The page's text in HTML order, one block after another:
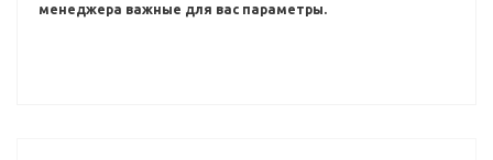
менеджера важные для вас параметры.